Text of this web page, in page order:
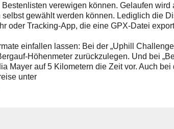
verewigen können. Gelaufen
gewählt werden können. Lediglich die
oder Tracking-App, die eine GPX-Datei
einfallen lassen: Bei der „Uphill
Höhenmeter zurückzulegen. Und bei
Mayer auf 5 Kilometern die Zeit vor. Auch
unter